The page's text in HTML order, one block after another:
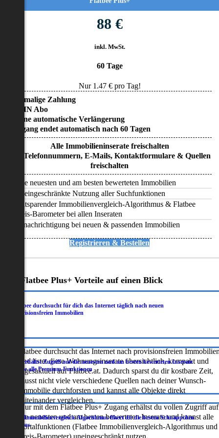
88 €
inkl. MwSt.
60 Tage
Nur 1.47€ pro Tag!
• Einmalige Zahlung
• KEIN Abo
• Keine automatische Verlängerung
• Zugang endet automatisch nach 60 Tagen
Alle Immobilieninserate freischalten
Alle Telefonnummern, E-Mails, Kontaktformulare & Quellen
freischalten
Alle neuesten und am besten bewerteten Immobilien
Uneingeschränkte Nutzung aller Suchfunktionen
Zeitsparender Immobilienvergleich-Algorithmus & Flatbee
Preis-Barometer bei allen Inseraten
Benachrichtigung bei neuen & passenden Immobilien
Registrieren & Bestellen
Flatbee Plus+ Vorteile auf einen Blick
Flatbee durchsucht für dich das Internet täglich nach neuen
provisionsfreien Immobilien
Flatbee durchsucht das Internet nach provisionsfreien
und listet diese Wohnungsinserate übersichtlich, kompakt und
tagesaktuell auf Flatbee.at. Dadurch sparst du dir kostbare Zeit,
musst nicht viele verschiedene Quellen nach deiner Wunsch-
Immobilie durchforsten und kannst alle Objekte direkt
miteinander vergleichen.
Du erhältst Zugriff auf die neuesten und am besten bewerteten Inserate
sowie alle Premium-Funktionen
Nur mit dem Flatbee Plus+ Zugang erhältst du vollen Zugriff auf
die neuesten und am besten bewerteten Inserate und kannst alle
Portalfunktionen (Flatbee Immobilienvergleich-Algorithmus und
Der Immobilienvergleich-Algorithmus filtert dir die besten Schnäppchen
heraus